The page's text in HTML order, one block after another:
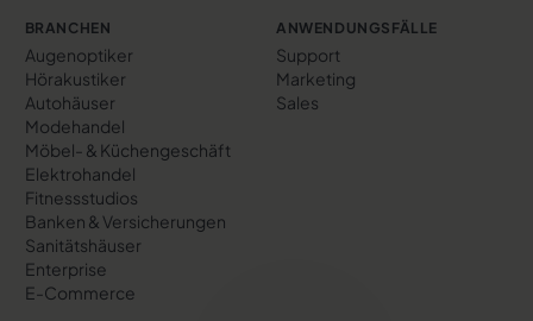
BRANCHEN
Augenoptiker
Hörakustiker
Autohäuser
Modehandel
Möbel- & Küchengeschäft
Elektrohandel
Fitnessstudios
Banken & Versicherungen
Sanitätshäuser
Enterprise
E-Commerce
ANWENDUNGSFÄLLE
Support
Marketing
Sales